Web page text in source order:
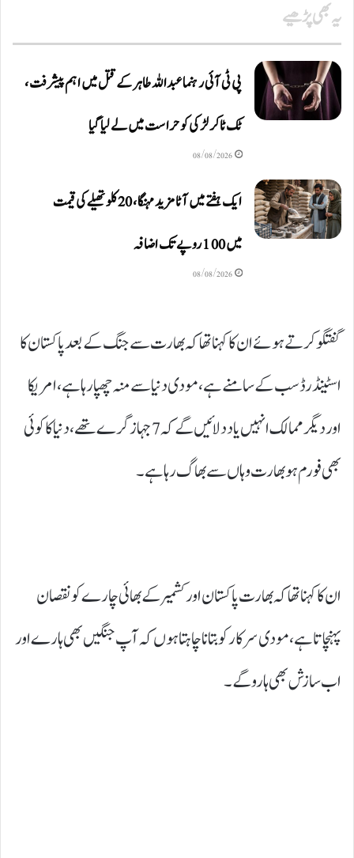
یہ بھی پڑھیے
پی ٹی آئی رہنما عبداللہ طاہر کے قتل میں اہم پیشرفت،
ٹک ٹاکر لڑکی کو حراست میں لے لیا گیا
08/08/2026
ایک ہفتے میں آٹا مزید مہنگا، 20 کلو تھیلے کی قیمت
میں 100 روپے تک اضافہ
08/08/2026
گفتگو کرتے ہوئے ان کا کہنا تھا کہ بھارت سے جنگ کے بعد پاکستان کا
اسٹینڈرڈ سب کے سامنے ہے، مودی دنیا سے منہ چھپارہا ہے، امریکا
اور دیگر ممالک انہیں یاد دلائیں گے کہ 7 جہازگرے تھے، دنیا کا کوئی
بھی فورم ہو بھارت وہاں سے بھاگ رہا ہے۔
ان کا کہنا تھا کہ بھارت پاکستان اور کشمیر کے بھائی چارے کونقصان
پہنچاتاہے، مودی سرکار کو بتانا چاہتا ہوں کہ آپ جنگیں بھی ہارے اور
اب سازش بھی ہارو گے۔